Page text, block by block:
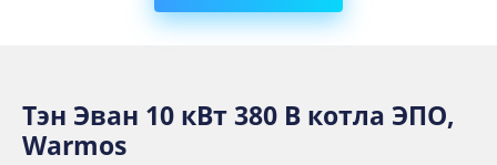
Тэн Эван 10 кВт 380 В котла ЭПО,
Warmos